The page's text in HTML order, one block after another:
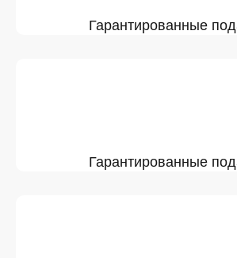
Гарантированные
Гарантированные